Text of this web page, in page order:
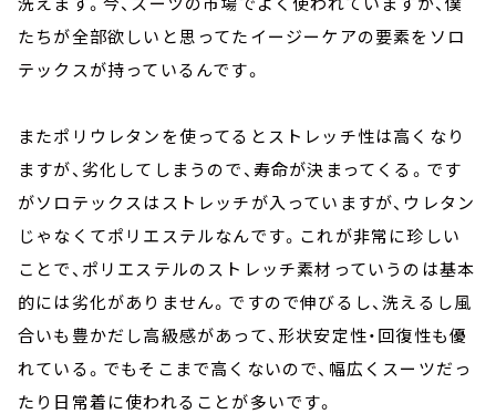
たちが全部欲しいと思ってたイージーケアの要素をソロ
テックスが持っているんです。
またポリウレタンを使ってるとストレッチ性は高くなり
ますが、劣化してしまうので、寿命が決まってくる。です
がソロテックスはストレッチが入っていますが、ウレタン
じゃなくてポリエステルなんです。これが非常に珍しい
ことで、ポリエステルのストレッチ素材っていうのは基本
的には劣化がありません。ですので伸びるし、洗えるし風
合いも豊かだし高級感があって、形状安定性・回復性も優
れている。でもそこまで高くないので、幅広くスーツだっ
たり日常着に使われることが多いです。